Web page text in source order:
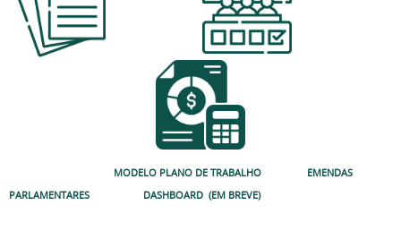
MODELO PLANO DE TRABALHO EMENDAS
PARLAMENTARES DASHBOARD (EM BREVE)